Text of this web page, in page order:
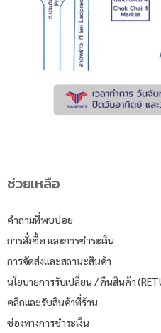
ช่วยเหลือ
คำถามที่พบบ่อย
การสั่งซื้อ และการชำระเงิน
การจัดส่งและสถานะสินค้า
นโยบายการรับเปลี่ยน / คืนสินค้า
คลิกและรับสินค้าที่ร้าน
ช่องทางการชำระเงิน